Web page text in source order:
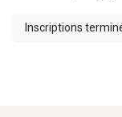
Inscriptions